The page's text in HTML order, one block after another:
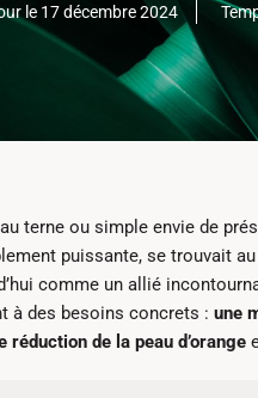
le 17 décembre 2024
terne ou simple envie de
puissante, se trouvait
comme un allié
à des besoins concrets : une
réduction de la peau d’orange